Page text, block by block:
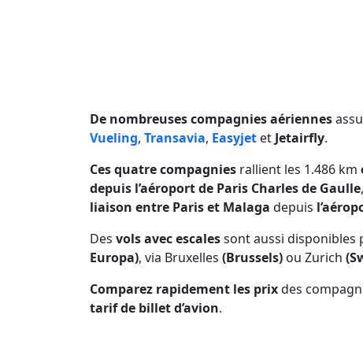
De nombreuses compagnies aériennes
Vueling, Transavia, Easyjet et Jetairfly.
Ces quatre compagnies rallient les 1.486 km
depuis l’aéroport de Paris Charles de Gaulle,
liaison entre Paris et Malaga depuis
Des vols avec escalessont aussi disponibles
Europa), via Bruxelles (Brussels) ou Zurich
Comparez rapidement les prixdes
tarif de billet d’avion.